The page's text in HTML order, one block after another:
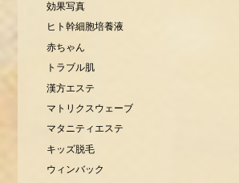
効果写真
ヒト幹細胞培養液
赤ちゃん
トラブル肌
漢方エステ
マトリクスウェーブ
マタニティエステ
キッズ脱毛
ウィンバック